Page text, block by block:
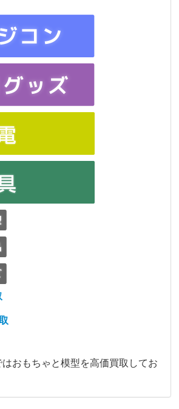
おもちゃと模型を高価買取してお